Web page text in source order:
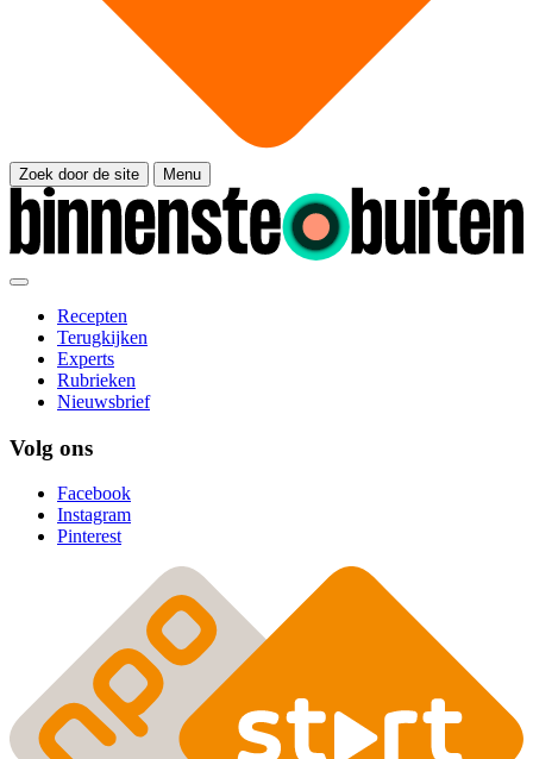
Zoek door de site Menu
Recepten
Terugkijken
Experts
Rubrieken
Nieuwsbrief
Volg ons
Facebook
Instagram
Pinterest